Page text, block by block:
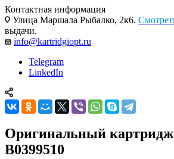
Контактная информация
Улица Маршала Рыбалко, 2к6.
выдачи.
info@kartridgiopt.ru
Telegram
LinkedIn
Оригинальный
B0399510